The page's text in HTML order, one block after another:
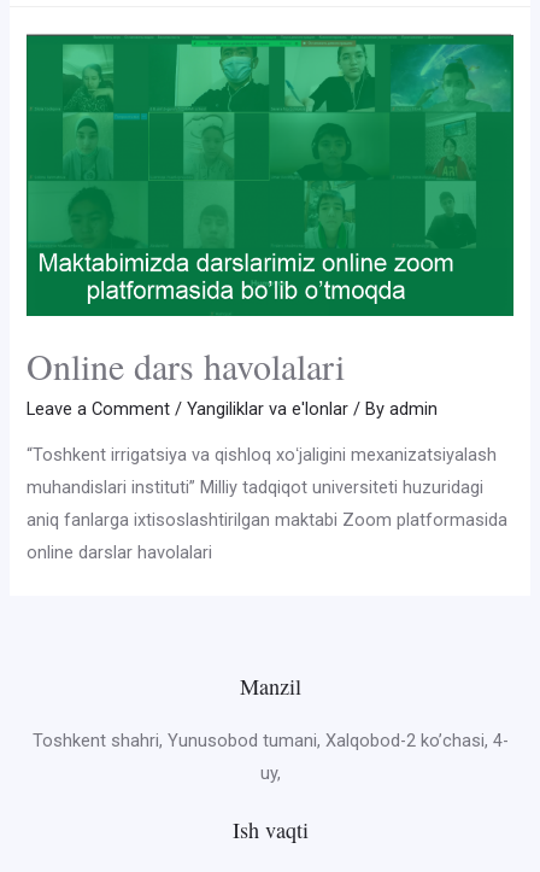
Online dars havolalari
Leave a Comment /Yangiliklar va e'lonlar / Byadmin
“Toshkent irrigatsiya va qishloq xoʻjaligini mexanizatsiyalash
muhandislari instituti” Milliy tadqiqot universiteti huzuridagi
aniq fanlarga ixtisoslashtirilgan maktabi Zoom platformasida
online darslar havolalari
Manzil
Toshkent shahri, Yunusobod tumani, Xalqobod-2 ko’chasi, 4-
uy,
Ish vaqti